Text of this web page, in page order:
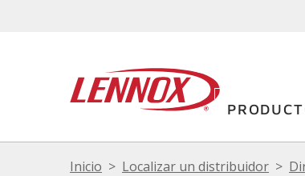
Inicio Localizar un distribuidor